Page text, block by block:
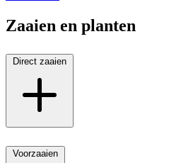
Zaaien en planten
Direct zaaien
Voorzaaien